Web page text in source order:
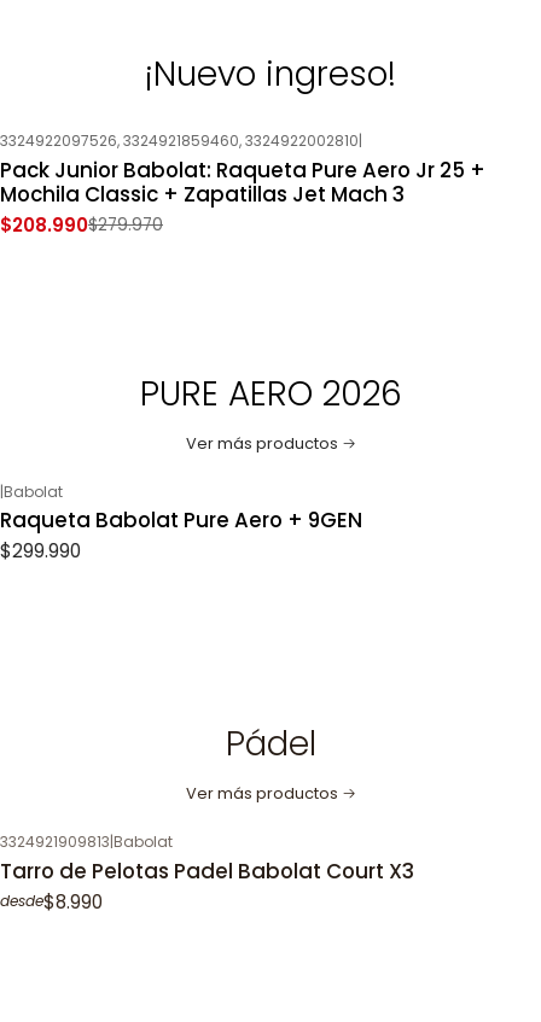
¡Nuevo ingreso!
-25% OFF
Nuevo
3324922097526, 3324921859460, 3324922002810|
Pack Junior Babolat: Raqueta Pure Aero Jr 25 +
Mochila Classic + Zapatillas Jet Mach 3
$208.990$279.970
PURE AERO 2026
Ver más productos
|Babolat
Raqueta Babolat Pure Aero + 9GEN
$299.990
Pádel
Ver más productos
3324921909813|Babolat
Tarro de Pelotas Padel Babolat Court X3
desde$8.990